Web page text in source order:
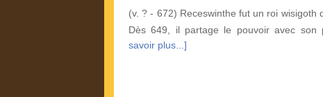
(v. ? - 672) Receswinthe fut un roi wisigoth
Dès 649, il partage le pouvoir avec son
savoir plus...]